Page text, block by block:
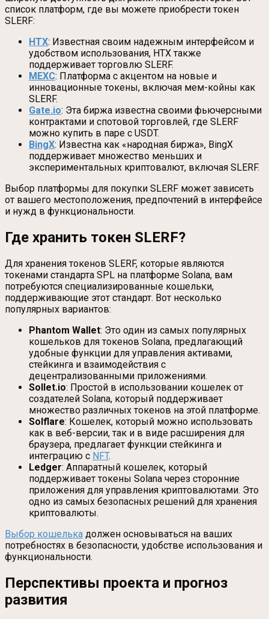
список платформ, где вы можете приобрести токен
SLERF:
HTX: Известная своим надежным интерфейсом и
удобством использования, HTX также
поддерживает торговлю SLERF.
MEXC: Платформа с акцентом на новые и
инновационные токены, включая мем-койны как
SLERF.
Gate.io: Эта биржа известна своими фьючерсными
контрактами и спотовой торговлей, где SLERF
можно купить в паре с USDT.
BingX: Известна как «народная биржа», BingX
поддерживает множество меньших и
экспериментальных криптовалют, включая SLERF.
Выбор платформы для покупки SLERF может зависеть
от вашего местоположения, предпочтений в интерфейсе
и нужд в функциональности.
Где хранить токен SLERF?
Для хранения токенов SLERF, которые являются
токенами стандарта SPL на платформе Solana, вам
потребуются специализированные кошельки,
поддерживающие этот стандарт. Вот несколько
популярных вариантов:
Phantom Wallet: Это один из самых популярных
кошельков для токенов Solana, предлагающий
удобные функции для управления активами,
стейкинга и взаимодействия с
децентрализованными приложениями.
Sollet.io: Простой в использовании кошелек от
создателей Solana, который поддерживает
множество различных токенов на этой платформе.
Solflare: Кошелек, который можно использовать
как в веб-версии, так и в виде расширения для
браузера, предлагает функции стейкинга и
интеграцию с NFT.
Ledger: Аппаратный кошелек, который
поддерживает токены Solana через сторонние
приложения для управления криптовалютами. Это
одно из самых безопасных решений для хранения
криптовалюты.
Выбор кошелька должен основываться на ваших
потребностях в безопасности, удобстве использования и
функциональности.
Перспективы проекта и прогноз
развития